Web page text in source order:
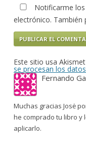
Notificarme
electrónico. También
Este sitio usa
se procesan los
Fernando
Muchas gracias Josė
he comprado tu libro y
aplicarlo.